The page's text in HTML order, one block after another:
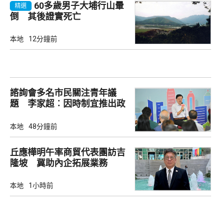
精選
60多歲男子大埔行山暈
倒 其後證實死亡
本地 12分鐘前
諮詢會多名市民關注青年議
題 李家超︰因時制宜推出政
本地 48分鐘前
丘應樺明午率商貿代表團訪吉
隆坡 冀助內企拓展業務
本地 1小時前